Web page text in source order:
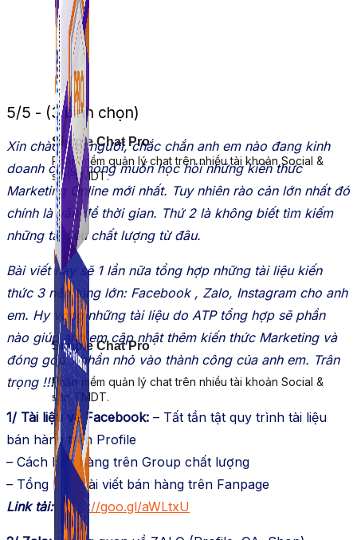
Simple Chat Pro
Phần mềm quản lý chat trên nhiều tài khoản Social &
sàn TMDT.
Simple Chat Pro
Phần mềm quản lý chat trên nhiều tài khoản Social &
sàn TMDT.
5/5 - (3 bình chọn)
Xin chào mọi người, chắc chắn anh em nào đang kinh
doanh cũng mong muốn học hỏi những kiến thức
Marketing Online mới nhất. Tuy nhiên rào cản lớn nhất đó
chính là vấn đề thời gian. Thứ 2 là không biết tìm kiếm
những tài liệu chất lượng từ đâu.
Bài viết này sẽ 1 lần nữa tổng hợp những tài liệu kiến
thức 3 nền tảng lớn: Facebook , Zalo, Instagram cho anh
em. Hy vọng những tài liệu do ATP tổng hợp sẽ phần
nào giúp anh em cập nhật thêm kiến thức Marketing và
đóng góp 1 phần nhỏ vào thành công của anh em. Trân
trọng !!!
1/ Tài liệu về Facebook: – Tất tần tật quy trình tài liệu
bán hàng trên Profile
– Cách bán hàng trên Group chất lượng
– Tổng hợp bài viết bán hàng trên Fanpage
Link tải:
https://goo.gl/aWLtxU